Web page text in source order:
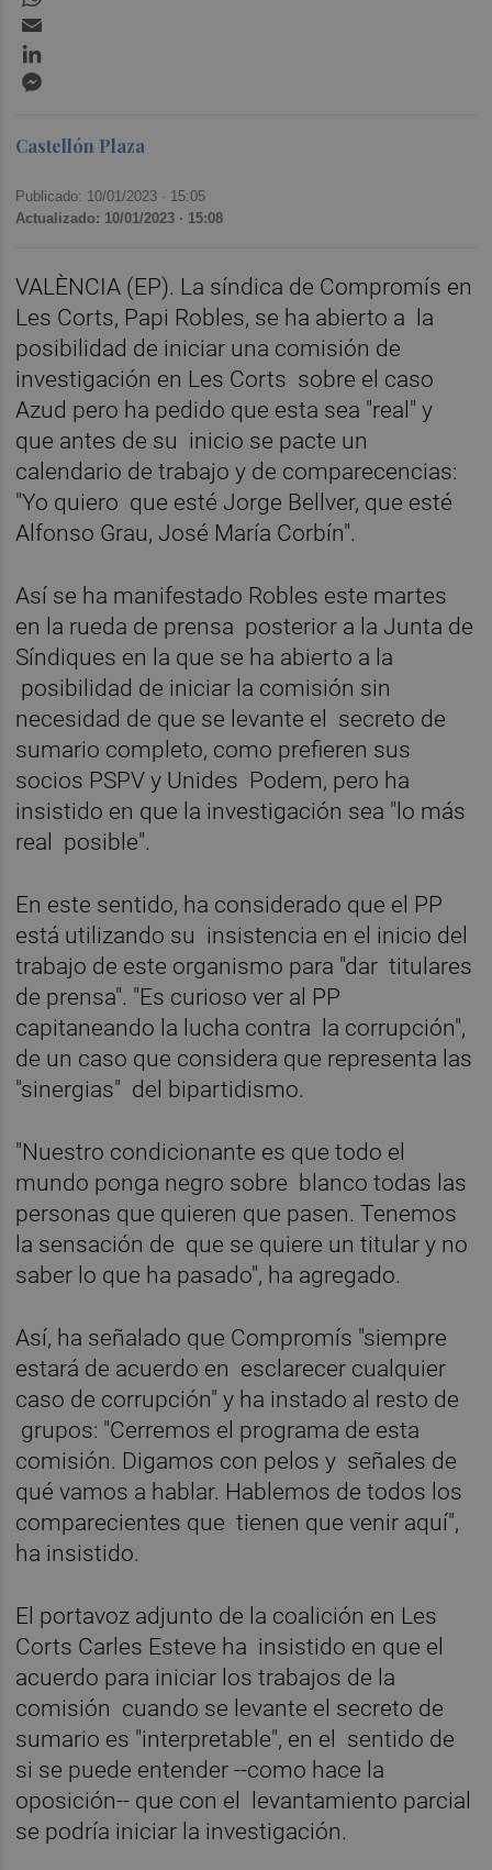
Castellón Plaza
Publicado: 10/01/2023 · 15:05
Actualizado: 10/01/2023 · 15:08
VALÈNCIA (EP). La síndica de Compromís en
Les Corts, Papi Robles, se ha abierto a la
posibilidad de iniciar una comisión de
investigación en Les Corts sobre el caso
Azud pero ha pedido que esta sea "real" y
que antes de su inicio se pacte un
calendario de trabajo y de comparecencias:
"Yo quiero que esté Jorge Bellver, que esté
Alfonso Grau, José María Corbín".
Así se ha manifestado Robles este martes
en la rueda de prensa posterior a la Junta de
Síndiques en la que se ha abierto a la
posibilidad de iniciar la comisión sin
necesidad de que se levante el secreto de
sumario completo, como prefieren sus
socios PSPV y Unides Podem, pero ha
insistido en que la investigación sea "lo más
real posible".
En este sentido, ha considerado que el PP
está utilizando su insistencia en el inicio del
trabajo de este organismo para "dar titulares
de prensa". "Es curioso ver al PP
capitaneando la lucha contra la corrupción",
de un caso que considera que representa las
"sinergias" del bipartidismo.
"Nuestro condicionante es que todo el
mundo ponga negro sobre blanco todas las
personas que quieren que pasen. Tenemos
la sensación de que se quiere un titular y no
saber lo que ha pasado", ha agregado.
Así, ha señalado que Compromís "siempre
estará de acuerdo en esclarecer cualquier
caso de corrupción" y ha instado al resto de
grupos: "Cerremos el programa de esta
comisión. Digamos con pelos y señales de
qué vamos a hablar. Hablemos de todos los
comparecientes que tienen que venir aquí",
ha insistido.
El portavoz adjunto de la coalición en Les
Corts Carles Esteve ha insistido en que el
acuerdo para iniciar los trabajos de la
comisión cuando se levante el secreto de
sumario es "interpretable", en el sentido de
si se puede entender --como hace la
oposición-- que con el levantamiento parcial
se podría iniciar la investigación.